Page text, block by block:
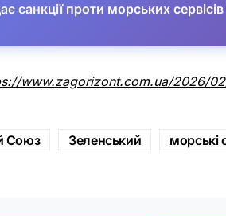
санкції проти морських
www.zagorizont.com.ua/2026/
Союз Зеленський морські